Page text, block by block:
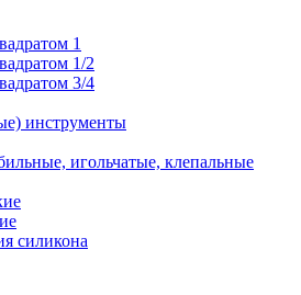
1
1/2
3/4
инструменты
игольчатые, клепальные
силикона